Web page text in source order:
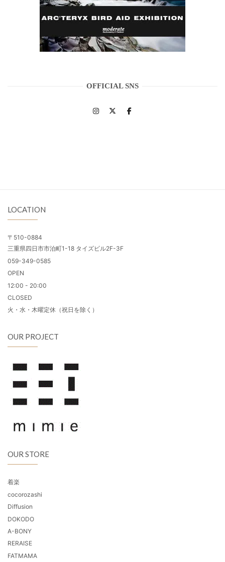
OFFICIAL SNS
LOCATION
〒510-0884
三重県四日市市泊町1-18 タイズビル2F-3F
059-349-0585
OPEN
12:00 - 20:00
CLOSED
火・水・木曜定休（祝日を除く）
OUR PROJECT
OUR STORE
着楽
cocorozashi
Diffusion
DOKODO
A-BONY
RERAISE
FATMAMA